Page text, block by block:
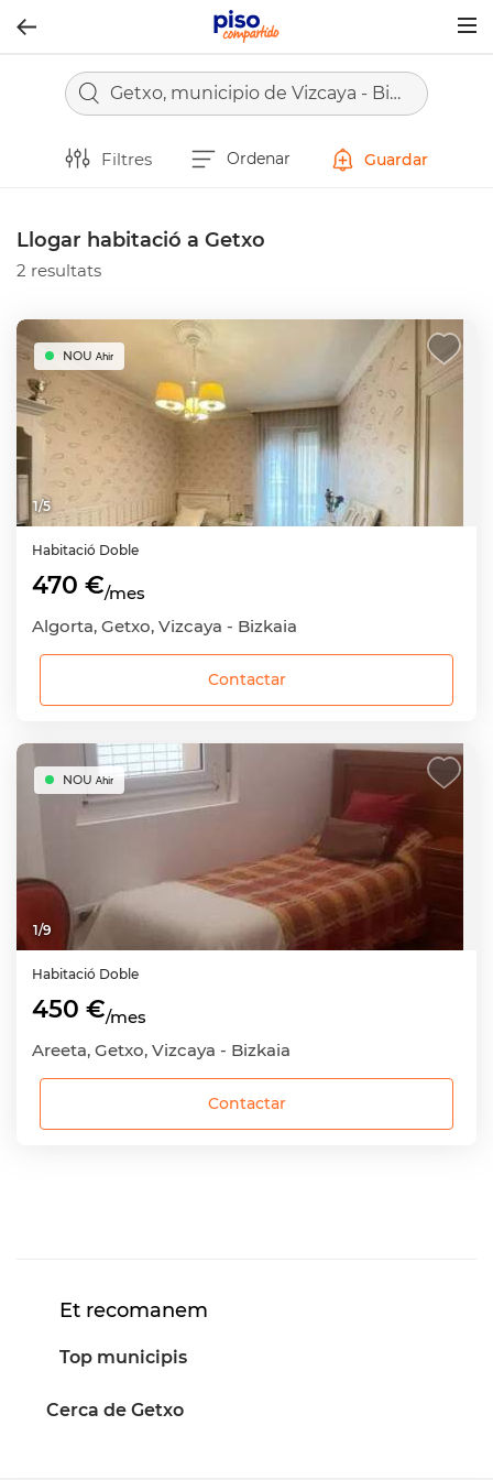
Getxo, municipio de Vizcaya - Bizkaia
Filtres Ordenar Guardar
Llogar habitació a Getxo
2 resultats
1/5
NOU Ahir
Habitació Doble
470 €/mes
Algorta, Getxo, Vizcaya - Bizkaia
Contactar
1/9
NOU Ahir
Habitació Doble
450 €/mes
Areeta, Getxo, Vizcaya - Bizkaia
Contactar
Et recomanem
Top municipis
Cerca de Getxo